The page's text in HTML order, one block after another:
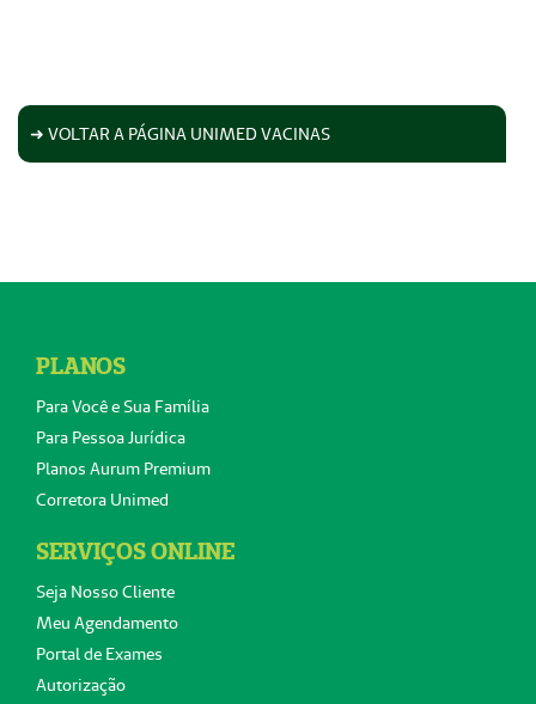
➜ VOLTAR A PÁGINA UNIMED VACINAS
PLANOS
Para Você e Sua Família
Para Pessoa Jurídica
Planos Aurum Premium
Corretora Unimed
SERVIÇOS ONLINE
Seja Nosso Cliente
Meu Agendamento
Portal de Exames
Autorização